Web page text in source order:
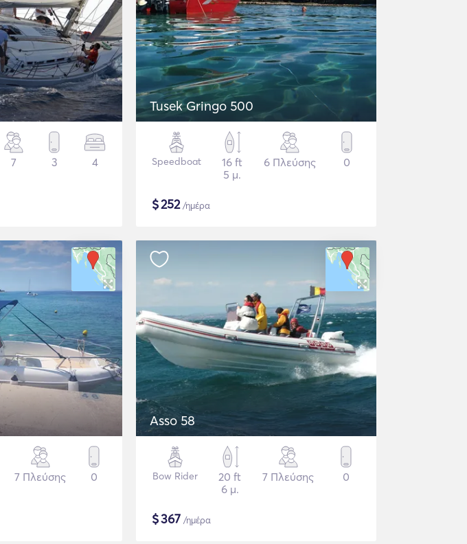
7 3 4
Tusek Gringo 500
Speedboat
16 ft
5 μ.
6 Πλεύσης 0
$252/ημέρα
7 Πλεύσης 0
Asso 58
Bow Rider
20 ft
6 μ.
7 Πλεύσης 0
$367 /ημέρα